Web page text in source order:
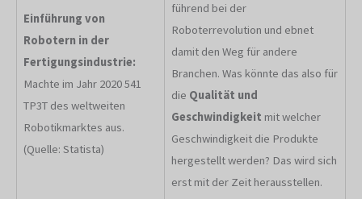
Einführung von
Robotern in der
Fertigungsindustrie:
Machte im Jahr 2020 541
TP3T des weltweiten
Robotikmarktes aus.
(Quelle: Statista)
führend bei der
Roboterrevolution und ebnet
damit den Weg für andere
Branchen. Was könnte das also für
die Qualität und
Geschwindigkeit mit welcher
Geschwindigkeit die Produkte
hergestellt werden? Das wird sich
erst mit der Zeit herausstellen.